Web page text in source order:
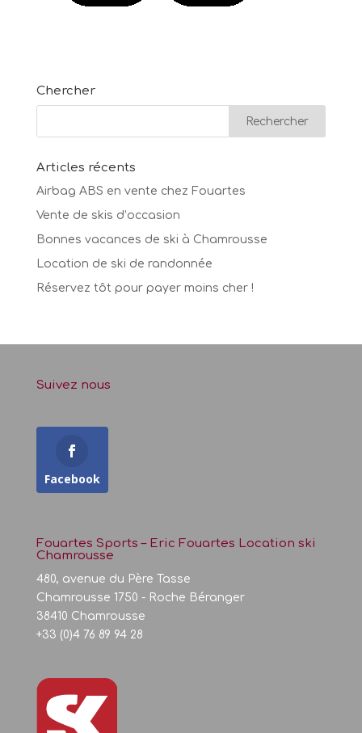
Chercher
Articles récents
Airbag ABS en vente chez Fouartes
Vente de skis d’occasion
Bonnes vacances de ski à Chamrousse
Location de ski de randonnée
Réservez tôt pour payer moins cher !
Suivez nous
Facebook
Fouartes Sports – Eric Fouartes Location ski
Chamrousse
480, avenue du Père Tasse
Chamrousse 1750 - Roche Béranger
38410 Chamrousse
+33 (0)4 76 89 94 28